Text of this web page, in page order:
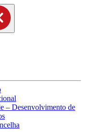
– Desenvolvimento de